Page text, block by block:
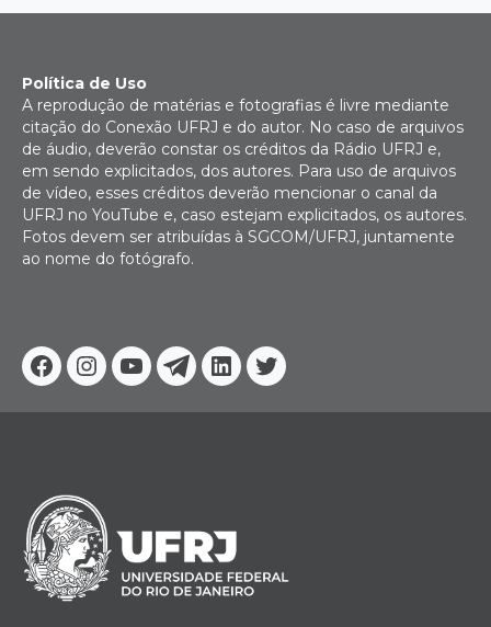
Facebook
Instagram
YoutubeTelegram
Linkedin
Twitter
Política de Uso
A reprodução de matérias e fotografias é livre mediante
citação do Conexão UFRJ e do autor. No caso de arquivos
de áudio, deverão constar os créditos da Rádio UFRJ e,
em sendo explicitados, dos autores. Para uso de arquivos
de vídeo, esses créditos deverão mencionar o canal da
UFRJ no YouTube e, caso estejam explicitados, os autores.
Fotos devem ser atribuídas à SGCOM/UFRJ, juntamente
ao nome do fotógrafo.